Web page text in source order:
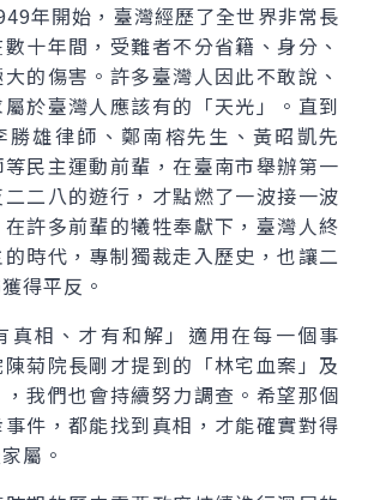
年開始，臺灣經歷了全世界非常長
十年間，受難者不分省籍、身分、
的傷害。許多臺灣人因此不敢說、
於臺灣人應該有的「天光」。直到
勝雄律師、鄭南榕先生、黃昭凱先
民主運動前輩，在臺南市舉辦第一
二八的遊行，才點燃了一波接一波
許多前輩的犧牲奉獻下，臺灣人終
時代，專制獨裁走入歷史，也讓二
得平反。
真相、才有和解」適用在每一個事
菊院長剛才提到的「林宅血案」及
，我們也會持續努力調查。希望那個
件，都能找到真相，才能確實對得
屬。